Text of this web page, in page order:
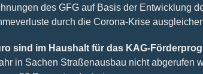
des GFG auf Basis der Entwicklung
durch die Corona-Krise
sind im Haushalt für das KAG-
in Sachen Straßenausbau nicht abgerufen